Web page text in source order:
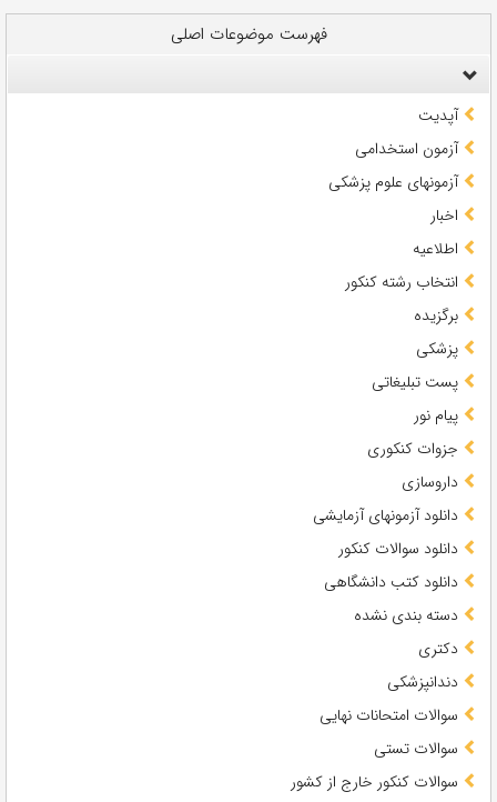
فهرست موضوعات اصلی
آپدیت
آزمون استخدامی
آزمونهای علوم پزشکی
اخبار
اطلاعیه
انتخاب رشته کنکور
برگزیده
پزشکی
پست تبلیغاتی
پیام نور
جزوات کنکوری
داروسازی
دانلود آزمونهای آزمایشی
دانلود سوالات کنکور
دانلود کتب دانشگاهی
دسته بندی نشده
دکتری
دندانپزشکی
سوالات امتحانات نهایی
سوالات تستی
سوالات کنکور خارج از کشور